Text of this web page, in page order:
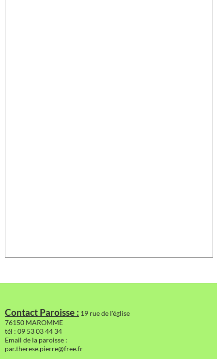
Contact Paroisse : 19 rue de l'église
76150 MAROMME
tél : 09 53 03 44 34
Email de la paroisse :
par.therese.pierre@free.fr